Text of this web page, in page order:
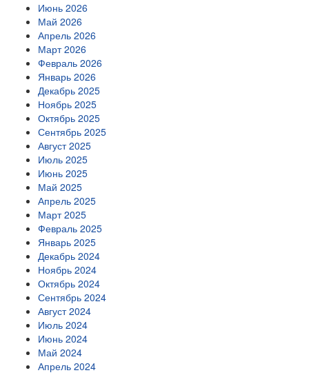
Июнь 2026
Май 2026
Апрель 2026
Март 2026
Февраль 2026
Январь 2026
Декабрь 2025
Ноябрь 2025
Октябрь 2025
Сентябрь 2025
Август 2025
Июль 2025
Июнь 2025
Май 2025
Апрель 2025
Март 2025
Февраль 2025
Январь 2025
Декабрь 2024
Ноябрь 2024
Октябрь 2024
Сентябрь 2024
Август 2024
Июль 2024
Июнь 2024
Май 2024
Апрель 2024